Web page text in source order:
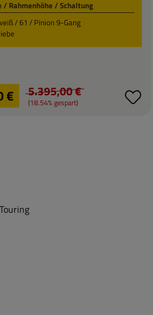
/ Rahmenhöhe / Schaltung
/ 61 / Pinion 9-Gang
€ Regulärer Preis:
5.395,00 €
(18.54% gespart)